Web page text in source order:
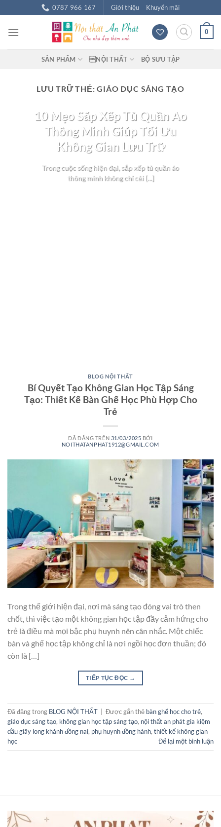
đến
nội
0787 966 167 Giới thiệu Khuyến mãi
0
SẢN PHẨM NỘI THẤT BỘ SƯU TẬP
LƯU TRỮ THẺ:GIÁO DỤC SÁNG TẠO
10 Mẹo Sắp Xếp Tủ Quần Áo
Thông Minh Giúp Tối Ưu
Không Gian Lưu Trữ
Trong cuộc sống hiện đại, sắp xếp tủ quần áo
thông minh không chỉ cải [...]
BLOG NỘI THẤT
Bí Quyết Tạo Không Gian Học Tập Sáng
Tạo: Thiết Kế Bàn Ghế Học Phù Hợp Cho
Trẻ
ĐÃ ĐĂNG TRÊN 31/03/2025 BỞI
NOITHATANPHAT1912@GMAIL.COM
Trong thế giới hiện đại, nơi mà sáng tạo đóng vai trò then
chốt, thì việc tạo một không gian học tập đầy cảm hứng cho
trẻ là điều mà mọi bậc phụ huynh nên cân nhắc. Một chiếc
bàn và ghế học tập không chỉ là nơi ngồi học đơn thuần; đó
còn là […]
TIẾP TỤC ĐỌC →
Đã đăng trong BLOG NỘI THẤT Được gắn thẻ bàn ghế học cho trẻ,
giáo dục sáng tạo, không gian học tập sáng tạo, nội thất an phát gia kiệm
dầu giây long khánh đồng nai, phụ huynh đồng hành, thiết kế không gian
học
Để lại một bình luận